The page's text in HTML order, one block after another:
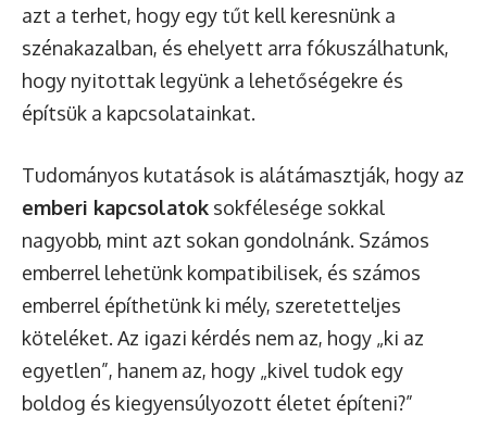
azt a terhet, hogy egy tűt kell keresnünk a
szénakazalban, és ehelyett arra fókuszálhatunk,
hogy nyitottak legyünk a lehetőségekre és
építsük a kapcsolatainkat.
Tudományos kutatások is alátámasztják, hogy az
emberi kapcsolatok sokfélesége sokkal
nagyobb, mint azt sokan gondolnánk. Számos
emberrel lehetünk kompatibilisek, és számos
emberrel építhetünk ki mély, szeretetteljes
köteléket. Az igazi kérdés nem az, hogy „ki az
egyetlen”, hanem az, hogy „kivel tudok egy
boldog és kiegyensúlyozott életet építeni?”